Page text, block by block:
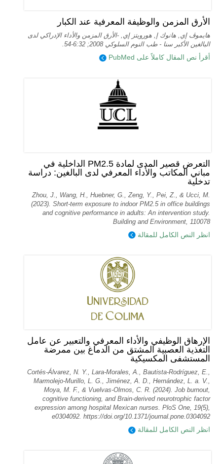
الأرق المزمن والوظيفة المعرفية عند الكبار
هايموڤ إي, هانوك إ, هورويتز إي, -الأرق المزمن والأداء الإدراكي لدى
البالغين الأكبر سنا - طب النوم السلوكي 2008; 6:32-54.
أقرأ نص المقال كاملاً على PubMed
التعرض قصير المدى لمادة PM2.5 الداخلية في
مباني المكاتب والأداء المعرفي لدى البالغين: دراسة
تدخلية
Zhou, J., Wang, H., Huebner, G., Zeng, Y., Pei, Z., & Ucci, M.
(2023). Short-term exposure to indoor PM2.5 in office buildings
and cognitive performance in adults: An intervention study.
Building and Environment, 110078
انظر النص الكامل للمقالة
الإرهاق الوظيفي والأداء المعرفي والتعبير عن عامل
التغذية العصبية المشتق من الدماغ بين ممرضة
المستشفى المكسيكية
Cortés-Álvarez, N. Y., Lara-Morales, A., Bautista-Rodríguez, E.,
Marmolejo-Murillo, L. G., Jiménez, A. D., Hernández, L. a. V.,
Moya, M. F., & Vuelvas-Olmos, C. R. (2024). Job burnout,
cognitive functioning, and Brain-derived neurotrophic factor
expression among hospital Mexican nurses. PloS One, 19(5),
e0304092. https://doi.org/10.1371/journal.pone.0304092
انظر النص الكامل للمقالة